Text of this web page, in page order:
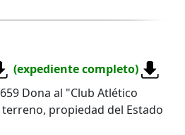
(expediente completo)
Dona al "Club Atlético
propiedad del Estado